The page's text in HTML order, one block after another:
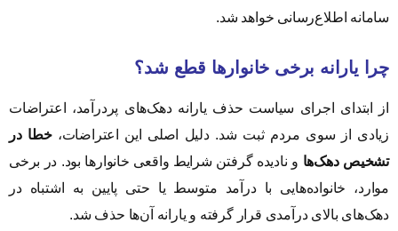
سامانه اطلاع‌رسانی خواهد شد.
چرا یارانه برخی خانوارها قطع شد؟
از ابتدای اجرای سیاست حذف یارانه دهک‌های پردرآمد، اعتراضات
زیادی از سوی مردم ثبت شد. دلیل اصلی این اعتراضات،خطا در
تشخیص دهک‌ها و نادیده گرفتن شرایط واقعی خانوارها بود. در برخی
موارد، خانواده‌هایی با درآمد متوسط یا حتی پایین به اشتباه در
دهک‌های بالای درآمدی قرار گرفته و یارانه آن‌ها حذف شد.